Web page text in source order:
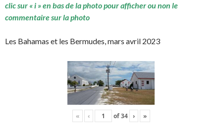
clic sur « i » en bas de la photo pour afficher ou non le
commentaire sur la photo
Les Bahamas et les Bermudes, mars avril 2023
« ‹ of34 › »